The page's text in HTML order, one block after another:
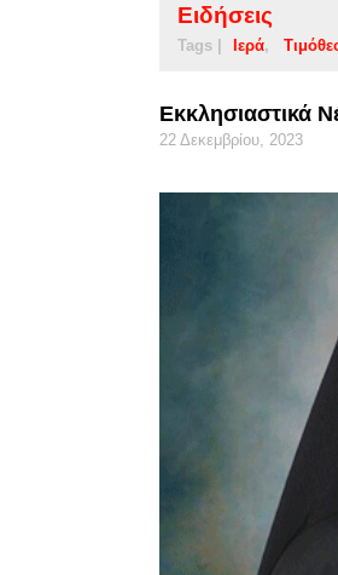
Ειδήσεις
Tags | Ιερά
Εκκλησιαστικά
22 Δεκεμβρίου, 2023